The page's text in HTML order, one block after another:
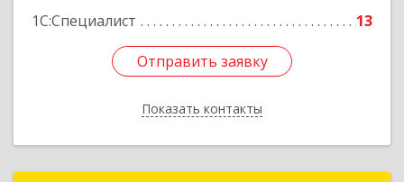
1С:Специалист 13
Отправить заявку
Показать контакты
Отправить заявку
Назад